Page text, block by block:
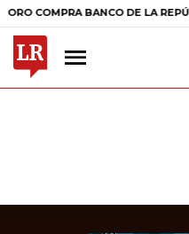
BANCO DE LA REPÚBLICA